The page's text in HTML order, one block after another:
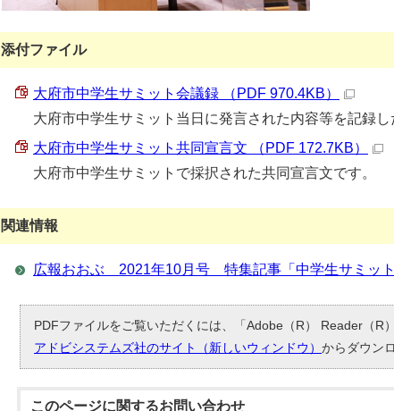
添付ファイル
大府市中学生サミット会議録 （PDF 970.4KB）
大府市中学生サミット当日に発言された内容等を記録し
大府市中学生サミット共同宣言文 （PDF 172.7KB）
大府市中学生サミットで採択された共同宣言文です。
関連情報
広報おおぶ 2021年10月号 特集記事「中学生サミット
PDFファイルをご覧いただくには、「Adobe（R） Reader（R
アドビシステムズ社のサイト（新しいウィンドウ） からダウン
このページに関するお問い合わせ